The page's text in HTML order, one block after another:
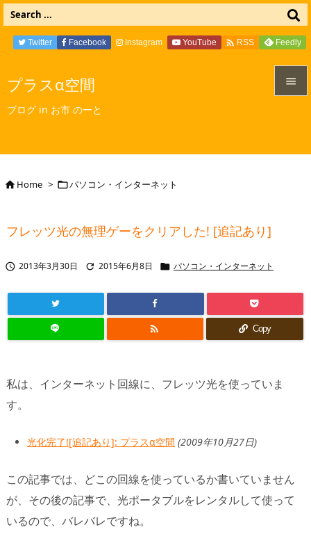
プラスα空間
ブログ in お市 のーと

Twitter Facebook Instagram YouTube  RSS Feedly
Home > パソコン・インターネット
フレッツ光の無理ゲーをクリアした! [追記あり]
 2013年3月30日  2015年6月8日  パソコン・インターネット
 Copy
私は、インターネット回線に、フレッツ光を使っていま
す。
光化完了![追記あり]: プラスα空間 (2009年10月27日)
この記事では、どこの回線を使っているか書いていません
が、その後の記事で、光ポータブルをレンタルして使って
いるので、バレバレですね。